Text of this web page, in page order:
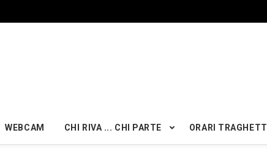
WEBCAM CHI RIVA ... CHI PARTE ORARI TRAGHETTI